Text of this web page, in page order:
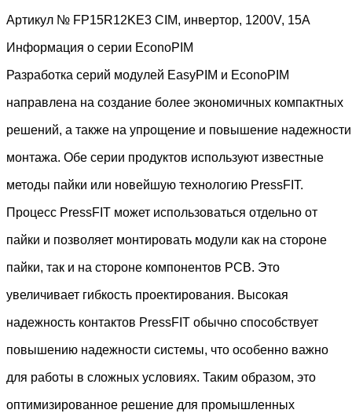
Артикул № FP15R12KE3 CIM, инвертор, 1200V, 15A
Информация о серии EconoPIM
Разработка серий модулей EasyPIM и EconoPIM
направлена на создание более экономичных компактных
решений, а также на упрощение и повышение надежности
монтажа. Обе серии продуктов используют известные
методы пайки или новейшую технологию PressFIT.
Процесс PressFIT может использоваться отдельно от
пайки и позволяет монтировать модули как на стороне
пайки, так и на стороне компонентов PCB. Это
увеличивает гибкость проектирования. Высокая
надежность контактов PressFIT обычно способствует
повышению надежности системы, что особенно важно
для работы в сложных условиях. Таким образом, это
оптимизированное решение для промышленных